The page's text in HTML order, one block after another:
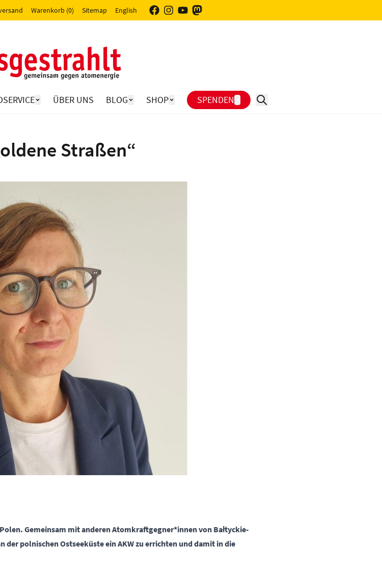
Warenkorb (0) Sitemap English
ÜBER UNS BLOG SHOP SPENDEN
Straßen“
Gemeinsam mit anderen Atomkraftgegner*innen von Bałtyckie-
der polnischen Ostseeküste ein AKW zu errichten und damit in die